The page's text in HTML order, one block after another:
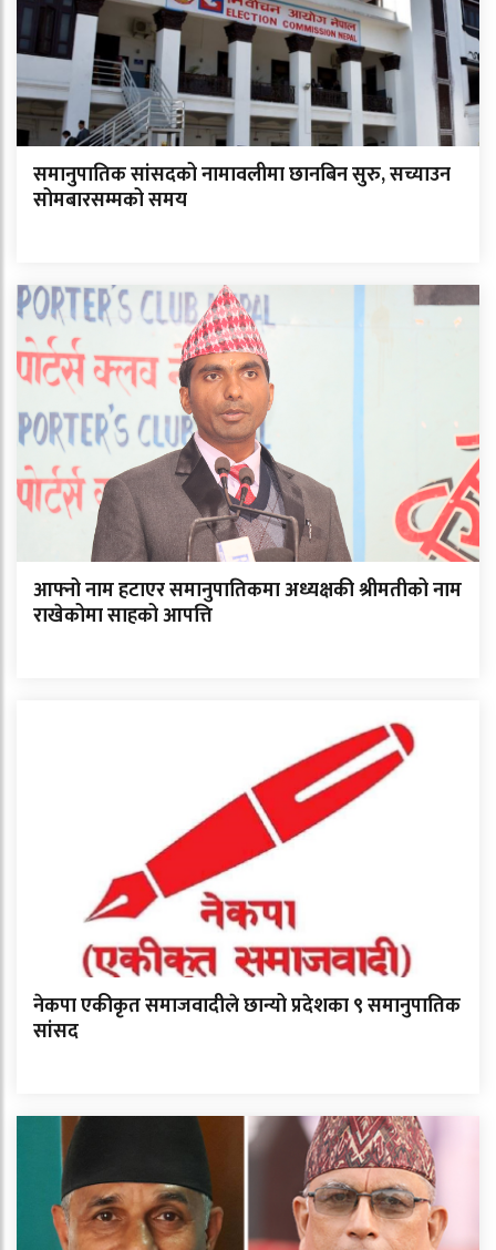
समानुपातिक सांसदको नामावलीमा छानबिन सुरु, सच्याउन
सोमबारसम्मको समय
आफ्नो नाम हटाएर समानुपातिकमा अध्यक्षकी श्रीमतीको नाम
राखेकोमा साहको आपत्ति
नेकपा एकीकृत समाजवादीले छान्यो प्रदेशका ९ समानुपातिक
सांसद